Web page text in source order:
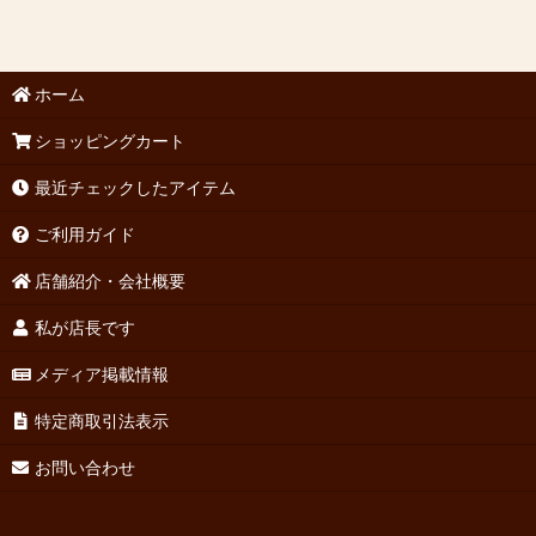
ホーム
ショッピングカート
最近チェックしたアイテム
ご利用ガイド
店舗紹介・会社概要
私が店長です
メディア掲載情報
特定商取引法表示
お問い合わせ